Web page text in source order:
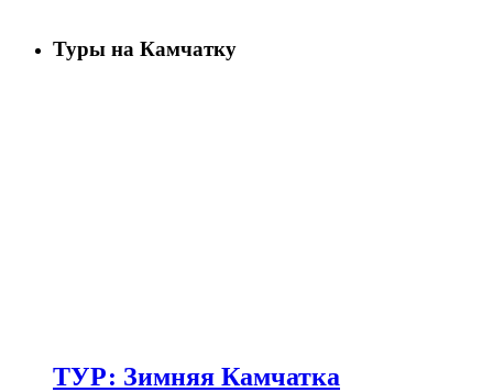
Туры на Камчатку
ТУР: Зимняя Камчатка